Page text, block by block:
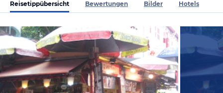
Reisetippübersicht Bewertungen Bilder Hotels